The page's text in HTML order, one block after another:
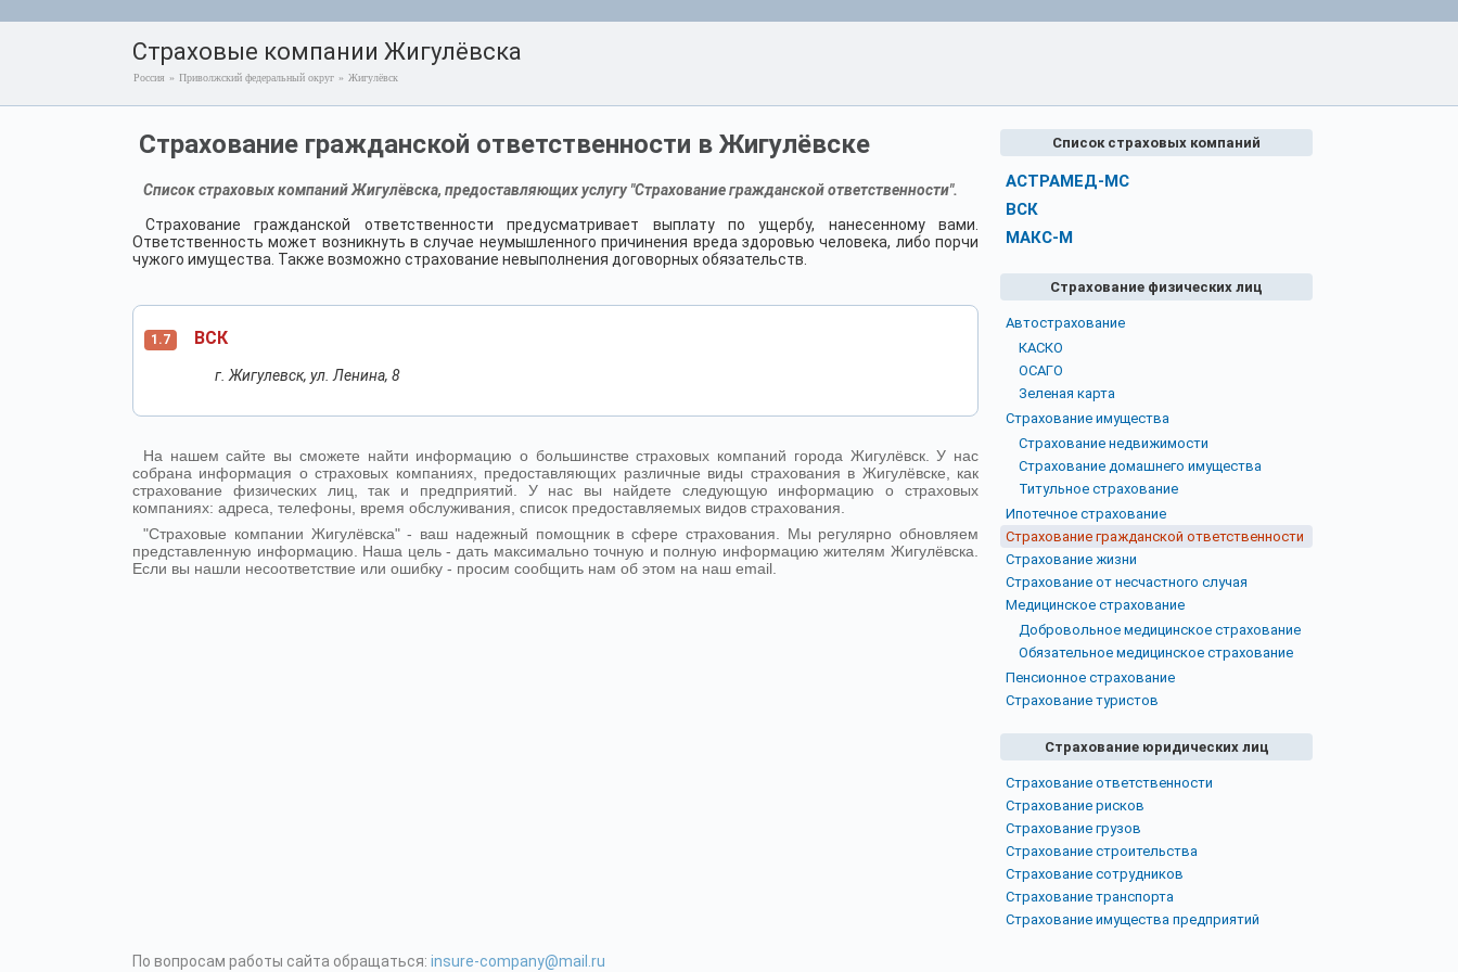
Страховые компании Жигулёвска
Россия » Приволжский федеральный округ » Жигулёвск
Страхование гражданской ответственности в Жигулёвске
Список страховых компаний Жигулёвска, предоставляющих услугу "Страхование гражданской ответственности".
Страхование гражданской ответственности предусматривает выплату по ущербу, нанесенному вами.
Ответственность может возникнуть в случае неумышленного причинения вреда здоровью человека, либо порчи
чужого имущества. Также возможно страхование невыполнения договорных обязательств.
1.7 ВСК
г. Жигулевск, ул. Ленина, 8
На нашем сайте вы сможете найти информацию о большинстве страховых компаний города Жигулёвск. У нас
собрана информация о страховых компаниях, предоставляющих различные виды страхования в Жигулёвске, как
страхование физических лиц, так и предприятий. У нас вы найдете следующую информацию о страховых
компаниях: адреса, телефоны, время обслуживания, список предоставляемых видов страхования.
"Страховые компании Жигулёвска" - ваш надежный помощник в сфере страхования. Мы регулярно обновляем
представленную информацию. Наша цель - дать максимально точную и полную информацию жителям Жигулёвска.
Если вы нашли несоответствие или ошибку - просим сообщить нам об этом на наш email.
Список страховых компаний
АСТРАМЕД-МС
ВСК
МАКС-М
Страхование физических лиц
Автострахование
КАСКО
ОСАГО
Зеленая карта
Страхование имущества
Страхование недвижимости
Страхование домашнего имущества
Титульное страхование
Ипотечное страхование
Страхование гражданской ответственности
Страхование жизни
Страхование от несчастного случая
Медицинское страхование
Добровольное медицинское страхование
Обязательное медицинское страхование
Пенсионное страхование
Страхование туристов
Страхование юридических лиц
Страхование ответственности
Страхование рисков
Страхование грузов
Страхование строительства
Страхование сотрудников
Страхование транспорта
Страхование имущества предприятий
По вопросам работы сайта обращаться: insure-company@mail.ru